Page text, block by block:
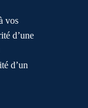
vos
d’une
d’un